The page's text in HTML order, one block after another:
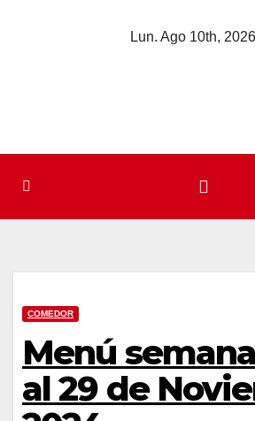
Lun. Ago 10th, 2026
COMEDOR
Menú
al 29 de